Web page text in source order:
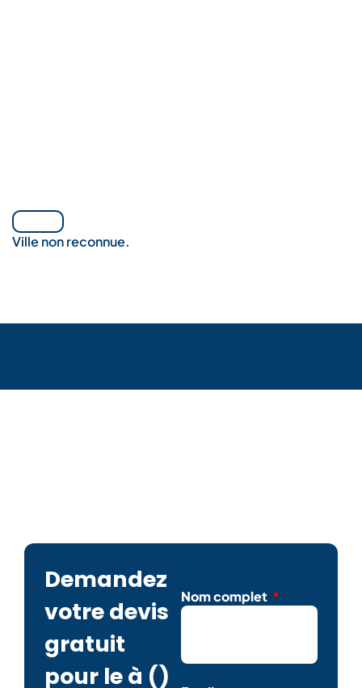
Ville non reconnue.
Demandez
votre devis
gratuit
pour leà ()
Nom complet